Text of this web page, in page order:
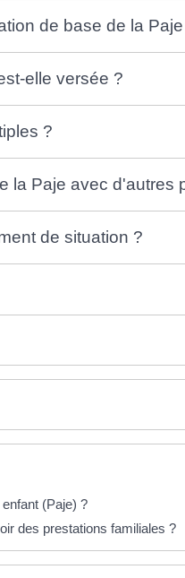
de base de la
elle versée ?
?
Paje avec d'autres
de situation ?
(Paje) ?
des prestations familiales ?